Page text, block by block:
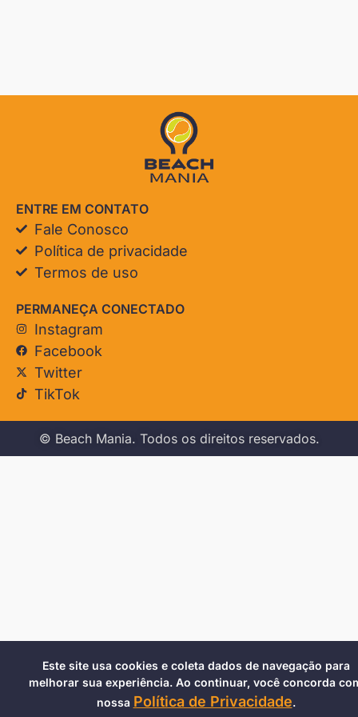
ENTRE EM CONTATO
Fale Conosco
Política de privacidade
Termos de uso
PERMANEÇA CONECTADO
Instagram
Facebook
Twitter
TikTok
© Beach Mania. Todos os direitos reservados.
Este site usa cookies e coleta dados de navegação para
melhorar sua experiência. Ao continuar, você concorda
nossa Política de Privacidade.